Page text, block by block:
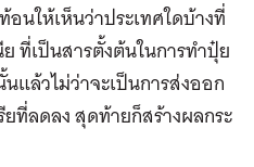
นให้เห็นว่าประเทศใดบ้างที่
ที่เป็นสารตั้งต้นในการทำปุ๋ย
แล้วไม่ว่าจะเป็นการส่งออก
ที่ลดลง สุดท้ายก็สร้างผลกระ